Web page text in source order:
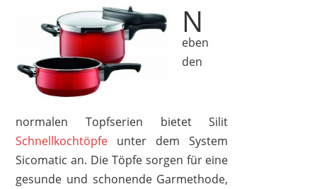
N
eben
den
normalen Topfserien bietet Silit
Schnellkochtöpfe unter dem System
Sicomatic an. Die Töpfe sorgen für eine
gesunde und schonende Garmethode,